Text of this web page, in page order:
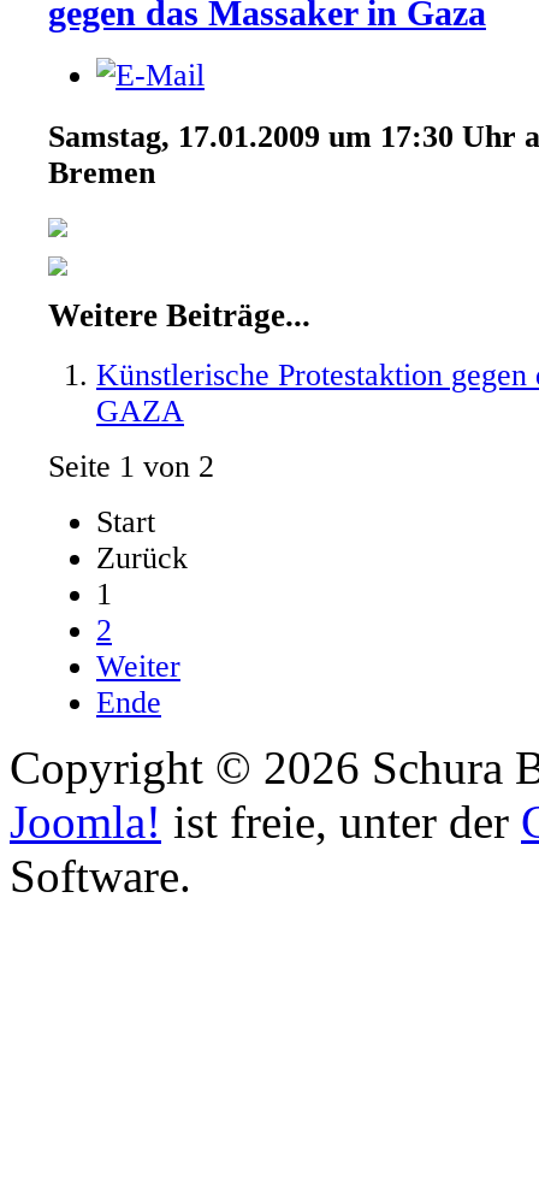
gegen das Massaker in Gaza
Samstag, 17.01.2009 um 17:30
Bremen
Weitere Beiträge...
Künstlerische Protestaktion gegen
GAZA
Seite 1 von 2
Start
Zurück
1
2
Weiter
Ende
Copyright © 2026 Schura
Joomla! ist freie, unter der
Software.